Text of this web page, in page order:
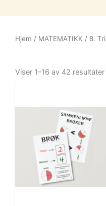
Hjem / MATEMATIKK / 8.
Viser 1–16 av 42 resultater